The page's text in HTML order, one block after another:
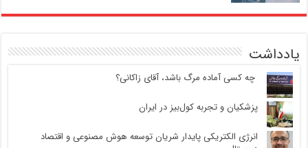
یادداشت
‍ چه کسی آماده مرگ باشد، آقای زاکانی؟
پزشکیان و تجربه کول‌بیز در ایران
انرژی الکتریکی پایدار شریان توسعه هوش مصنوعی و اقتصاد